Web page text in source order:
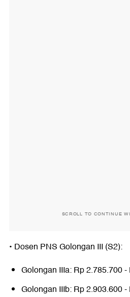
SCROLL TO CONTINUE
•⁠ ⁠Dosen PNS Golongan III (S2):
Golongan IIIa: Rp 2.785.700
Golongan IIIb: Rp 2.903.600